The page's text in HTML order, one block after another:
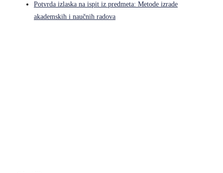
Potvrda izlaska na ispit iz predmeta: Metode izrade
akademskih i naučnih radova